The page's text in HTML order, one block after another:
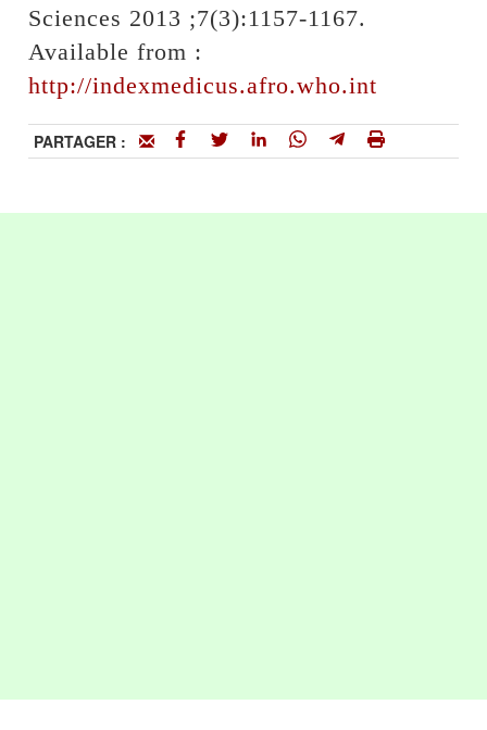
Sciences 2013 ;7(3):1157-1167.
Available from :
http://indexmedicus.afro.who.int
PARTAGER :